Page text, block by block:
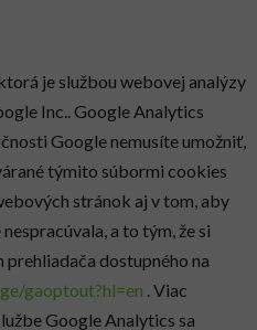
je službou webovej analýzy
Inc.. Google Analytics
Google nemusíte umožniť,
týmito súbormi cookies
stránok aj v tom, aby
a to tým, že si
dostupného na
gaoptout?hl=en . Viac
Google Analytics sa